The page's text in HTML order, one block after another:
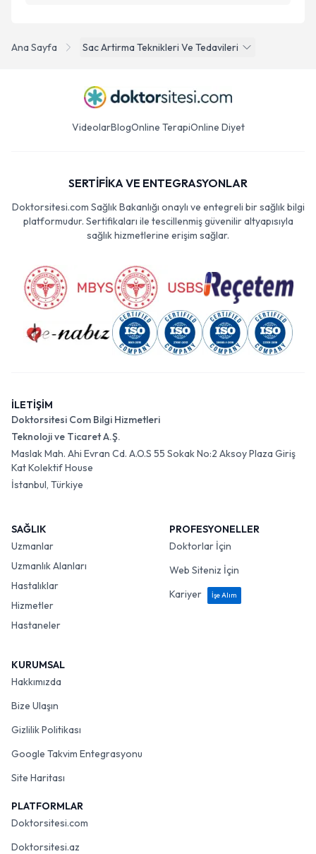
Ana Sayfa Sac Artirma Teknikleri Ve Tedavileri
VideolarBlogOnline TerapiOnline Diyet
SERTİFİKA VE ENTEGRASYONLAR
Doktorsitesi.com Sağlık Bakanlığı onaylı ve entegreli bir sağlık bilgi
platformudur. Sertifikaları ile tescillenmiş güvenilir altyapısıyla
sağlık hizmetlerine erişim sağlar.
İLETİŞİM
Doktorsitesi Com Bilgi Hizmetleri
Teknoloji ve Ticaret A.Ş.
Maslak Mah. Ahi Evran Cd. A.O.S 55 Sokak No:2 Aksoy Plaza Giriş
Kat Kolektif House
İstanbul, Türkiye
SAĞLIK
Uzmanlar
Uzmanlık Alanları
Hastalıklar
Hizmetler
Hastaneler
PROFESYONELLER
Doktorlar İçin
Web Siteniz İçin
Kariyer
İşe Alım
KURUMSAL
Hakkımızda
Bize Ulaşın
Gizlilik Politikası
Google Takvim Entegrasyonu
Site Haritası
PLATFORMLAR
Doktorsitesi.com
Doktorsitesi.az